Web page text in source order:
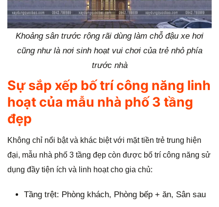
Khoảng sân trước rộng rãi dùng làm chỗ đậu xe hơi
cũng như là nơi sinh hoạt vui chơi của trẻ nhỏ phía
trước nhà
Sự sắp xếp bố trí công năng linh
hoạt của mẫu nhà phố 3 tầng
đẹp
Không chỉ nổi bật và khác biệt với mặt tiền trẻ trung hiện
đại, mẫu nhà phố 3 tầng đẹp còn được bố trí công năng sử
dụng đầy tiện ích và linh hoạt cho gia chủ:
Tầng trệt: Phòng khách, Phòng bếp + ăn, Sân sau